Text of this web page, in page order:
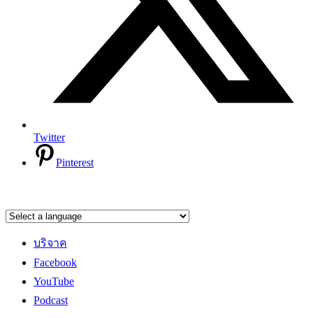
Twitter
Pinterest
บริจาค
Facebook
YouTube
Podcast